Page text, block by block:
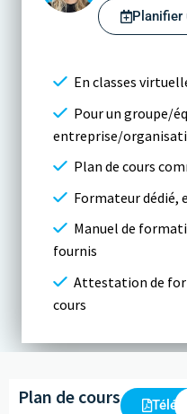
Planifier
En classes
Pour un groupe/
entreprise/
Plan de cours
Formateur dédié,
Manuel de
fournis
Attestation de
cours
Plan de cours